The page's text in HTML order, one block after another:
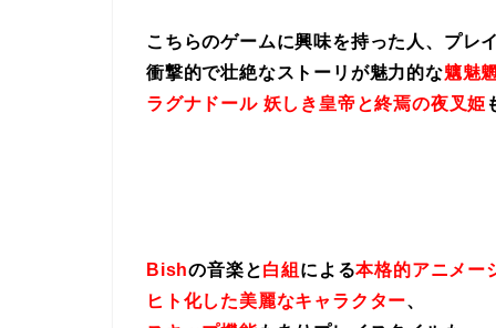
こちらのゲームに興味を持った人、プレ
衝撃的で壮絶なストーリが魅力的な魑魅
ラグナドール 妖しき皇帝と終焉の夜叉姫
Bishの音楽と白組 による本格的アニメー
ヒト化した美麗なキャラクター、